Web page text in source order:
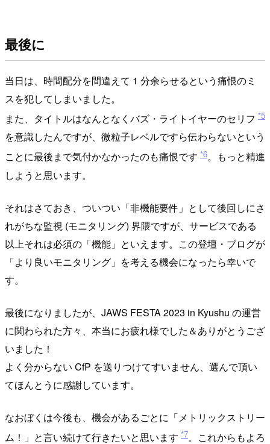
最後に
当日は、時間配分を間違えて 1 分余らせるという痛恨のミ
スを犯してしまいました。
また、タイトルはなんとなくバズ・ライトイヤーのセリフ *5
を意識したんですが、微粒子レベルですら伝わらないという
ことに最後まで気付かなかったのも痛恨です *6。もっと精進
しようと思います。
それはさておき、ついつい「非機能要件」として後回しにさ
れがちな監視 (モニタリング) 界隈ですが、サービスである
以上それは必須の「機能」といえます。この登壇・ブログが
「より良いモニタリング」を考える機会になったら幸いで
す。
最後になりましたが、JAWS FESTA 2023 in Kyushu の運営
に関わられた方々、本当にお疲れ様でした＆ありがとうござ
いました！
よく分からない CfP を送りつけてすいません、選んで頂い
てほんとうに感謝しています。
なおぼくは今後も、機会があるごとに「メトリックストリー
ム！」と言い続けて行きたいと思います *7。これからもよろ